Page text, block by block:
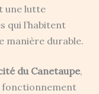
une lutte
qui l’habitent
manière durable.
du Canetaupe,
fonctionnement